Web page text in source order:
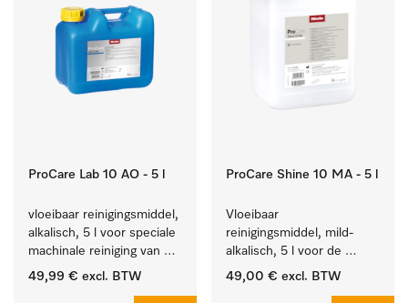
ProCare Lab 10 AO - 5 l
vloeibaar reinigingsmiddel,
alkalisch, 5 l voor speciale
machinale reiniging van
laboratoriumglaswerk en -
49,99 € excl. BTW
ProCare Shine 10 MA - 5 l
Vloeibaar
reinigingsmiddel, mild-
alkalisch, 5 l voor de
reiniging van lichte
49,00 € excl. BTW